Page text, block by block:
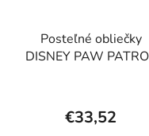
Posteľné obliečky
DISNEY PAW
€33,52